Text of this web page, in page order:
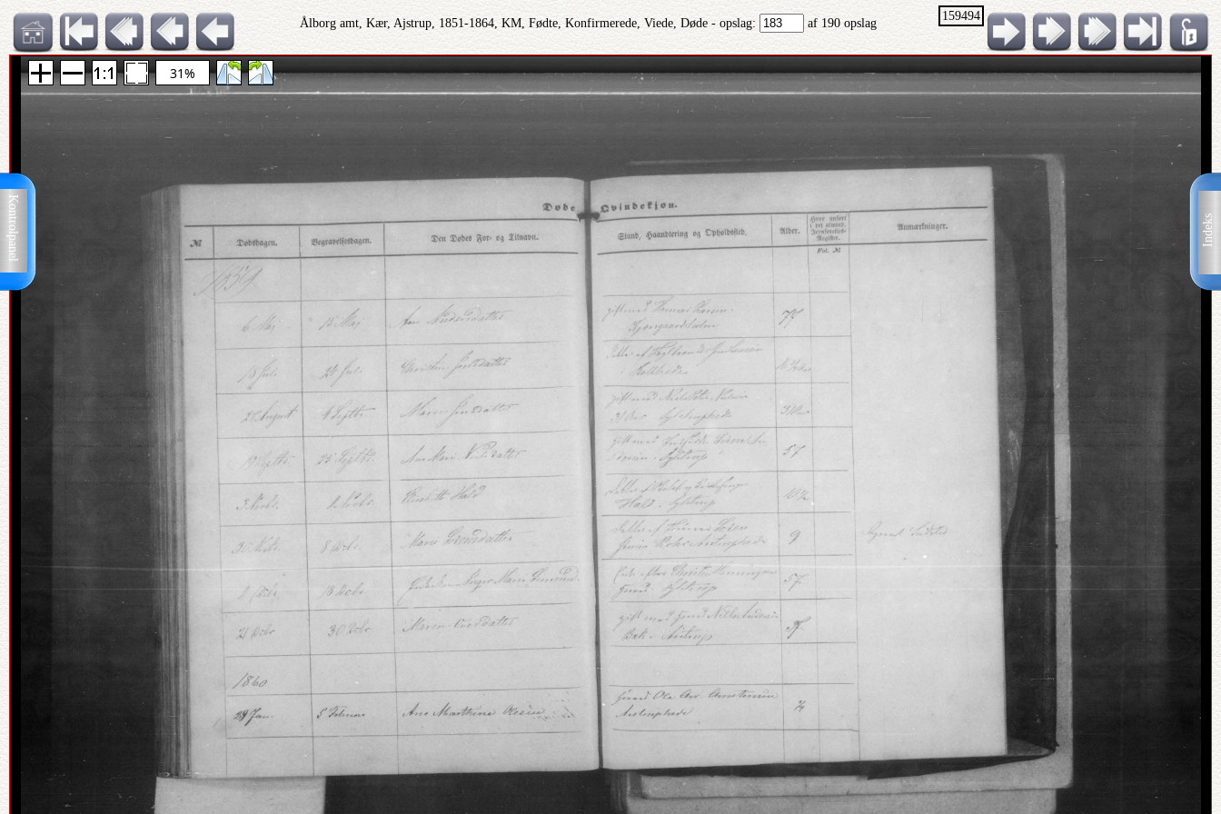
Indeks
Kontrolpanel
159494
Ålborg amt, Kær, Ajstrup, 1851-1864, KM, Fødte, Konfirmerede, Viede, Døde - opslag: af 190 opslag
31%